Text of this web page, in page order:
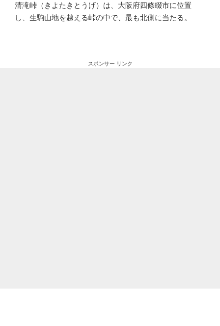
清滝峠（きよたきとうげ）は、大阪府四條畷市に位置
し、生駒山地を越える峠の中で、最も北側に当たる。
スポンサー リンク